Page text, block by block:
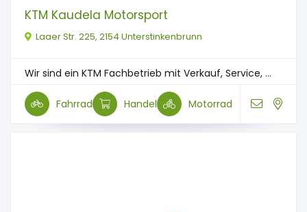
KTM Kaudela Motorsport
Laaer Str. 225, 2154 Unterstinkenbrunn
Wir sind ein KTM Fachbetrieb mit Verkauf, Service, ...
Fahrrad Handel Motorrad